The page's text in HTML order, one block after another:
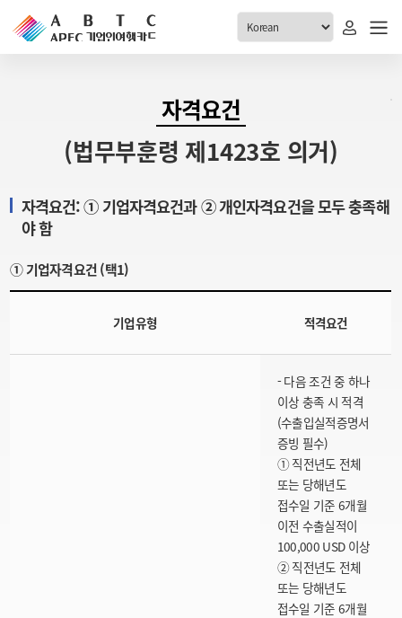
ABTC 전체메뉴
ABTC 제도 소개
발급 자격요건
재발급 안내
발급현황
자격요건
(법무부훈령 제1423호 의거)
자격요건: ① 기업자격요건과 ② 개인자격요건을 모두 충족해
야 함
① 기업자격요건 (택1)
기업유형 적격요건
- 다음 조건 중 하나
이상 충족 시 적격
(수출입실적증명서
증빙 필수)
① 직전년도 전체
또는 당해년도
접수일 기준 6개월
이전 수출실적이
100,000 USD 이상
② 직전년도 전체
또는 당해년도
접수일 기준 6개월